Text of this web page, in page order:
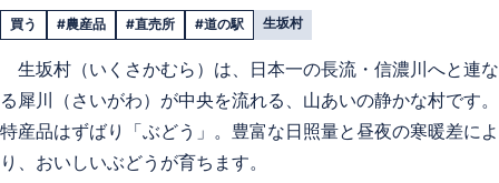
買う #農産品 #直売所 #道の駅 生坂村
生坂村（いくさかむら）は、日本一の長流・信濃川へと連な
る犀川（さいがわ）が中央を流れる、山あいの静かな村です。
特産品はずばり「ぶどう」。豊富な日照量と昼夜の寒暖差によ
り、おいしいぶどうが育ちます。